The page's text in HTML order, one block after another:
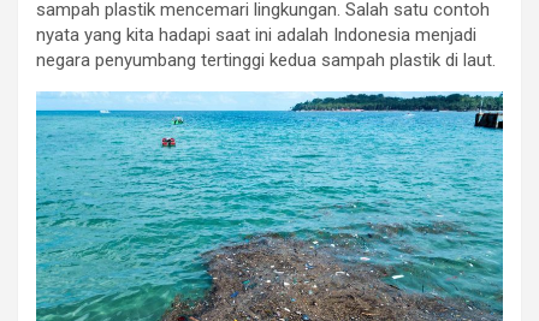
sampah plastik mencemari lingkungan. Salah satu contoh
nyata yang kita hadapi saat ini adalah Indonesia menjadi
negara penyumbang tertinggi kedua sampah plastik di laut.